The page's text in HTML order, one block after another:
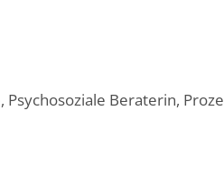
Beraterin,